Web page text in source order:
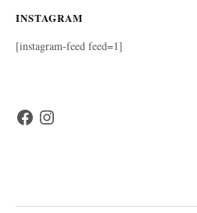
INSTAGRAM
[instagram-feed feed=1]
FacebookInstagram